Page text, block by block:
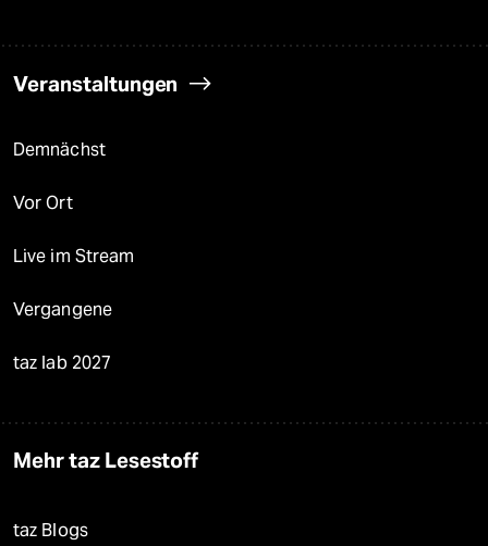
Veranstaltungen
Demnächst
Vor Ort
Live im Stream
Vergangene
taz lab 2027
Mehr taz Lesestoff
taz Blogs